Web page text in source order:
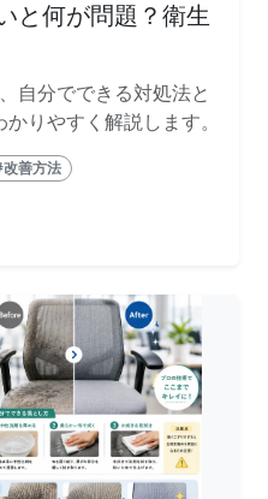
と何が問題？衛生
自分でできる対処法と
りやすく解説します。
善方法